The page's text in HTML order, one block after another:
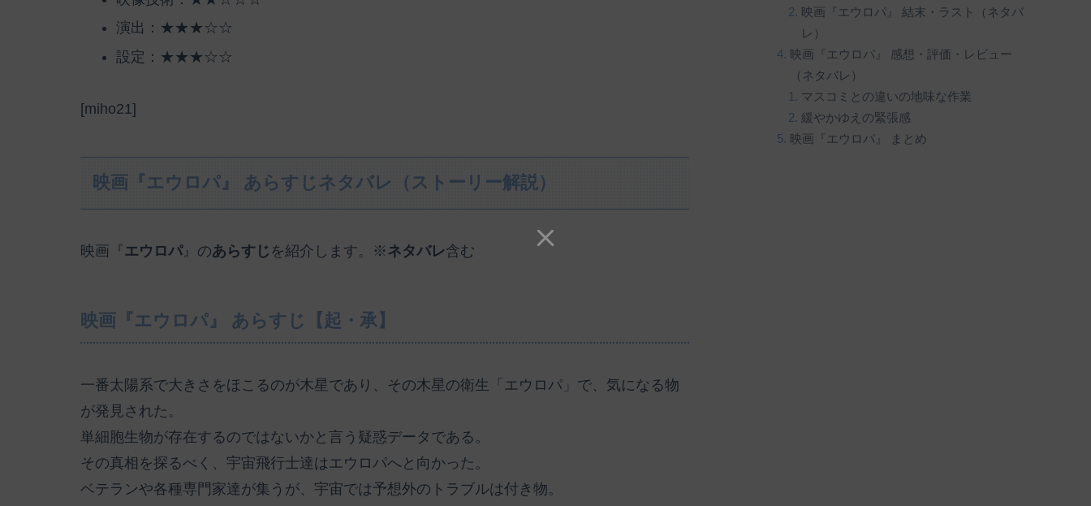
演出：★★★☆☆
設定：★★★☆☆
[miho21]
映画『エウロパ』 あらすじネタバレ（ストーリー解説）
映画『エウロパ』のあらすじ を紹介します。※ ネタバレ含む
映画『エウロパ』 あらすじ【起・承】
一番太陽系で大きさをほこるのが木星であり、その木星の衛生「エウロパ」で、気になる物
が発見された。
単細胞生物が存在するのではないかと言う疑惑データである。
その真相を探るべく、宇宙飛行士達はエウロパへと向かった。
ベテランや各種専門家達が集うが、宇宙では予想外のトラブルは付き物。
映画『エウロパ』 結末・ラスト（ネタバ
レ）
映画『エウロパ』 感想・評価・レビュー
（ネタバレ）
マスコミとの違いの地味な作業
緩やかゆえの緊張感
映画『エウロパ』 まとめ